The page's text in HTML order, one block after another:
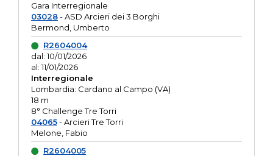
Gara Interregionale
03028- ASD Arcieri dei 3 Borghi
Bermond, Umberto
R2604004
dal: 10/01/2026
al: 11/01/2026
Interregionale
Lombardia: Cardano al Campo (VA)
18 m
8° Challenge Tre Torri
04065- Arcieri Tre Torri
Melone, Fabio
R2604005